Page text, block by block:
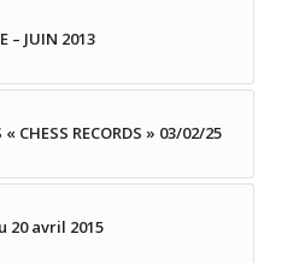
– JUIN 2013
« CHESS RECORDS » 03/02/25
20 avril 2015